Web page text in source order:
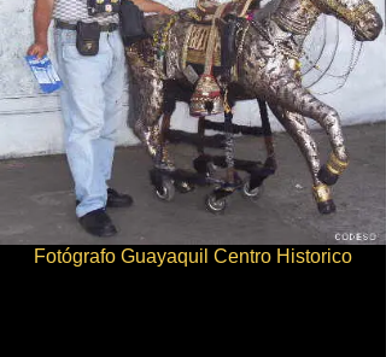
Fotógrafo Guayaquil Centro Historico